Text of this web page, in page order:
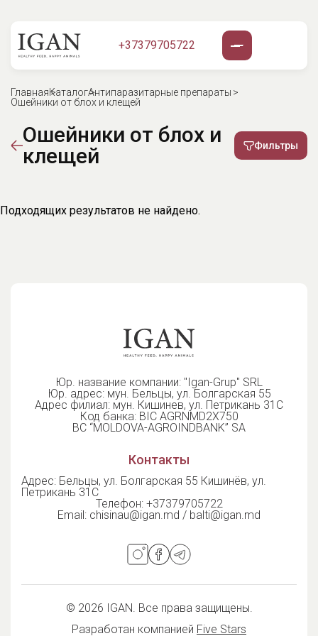
+37379705722
ГлавнаяКаталогАнтипаразитарные препараты
Ошейники от блох и клещей
Ошейники от блох и
клещей
Фильтры
Подходящих результатов не найдено.
Юр. название компании: "Igan-Grup" SRL
Юр. адрес: мун. Бельцы, ул. Болгарская 55
Адрес филиал: мун. Кишинев, ул. Петрикань 31С
Код банка: BIC AGRNMD2X750
BC “MOLDOVA-AGROINDBANK” SA
Контакты
Адрес: Бельцы, ул. Болгарская 55 Кишинёв, ул.
Петрикань 31С
Телефон: +37379705722
Email: chisinau@igan.md / balti@igan.md
© 2026 IGAN. Все права защищены.
Разработан компанией Five Stars